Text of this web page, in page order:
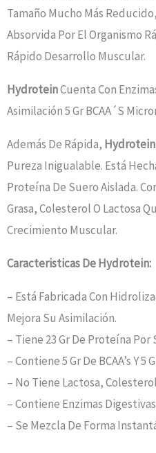
Tamaño Mucho Más
Absorvida Por El Organismo
Rápido Desarrollo Muscular.
HydroteinCuenta Con
Asimilación 5 Gr BCAA´s
Además De Rápida, Hydrotein
Pureza Inigualable. Está
Proteína De Suero Aislada.
Grasa, Colesterol O Lactosa
Crecimiento Muscular.
Caracteristicas De Hydrotein:
– Está Fabricada Con
Mejora Su Asimilación.
– Tiene 23 Gr De Proteína Por
– Contiene 5 Gr De BCAA’s Y 5
– No Tiene Lactosa,
– Contiene Enzimas
– Se Mezcla De Forma